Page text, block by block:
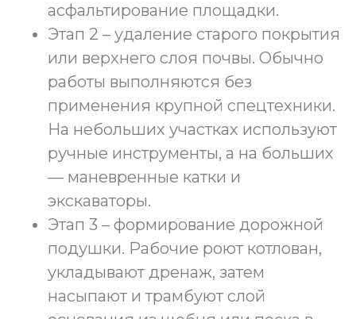
асфальтирование площадки.
Этап 2 – удаление старого покрытия
или верхнего слоя почвы. Обычно
работы выполняются без
применения крупной спецтехники.
На небольших участках используют
ручные инструменты, а на больших
— маневренные катки и
экскаваторы.
Этап 3 – формирование дорожной
подушки. Рабочие роют котлован,
укладывают дренаж, затем
насыпают и трамбуют слой